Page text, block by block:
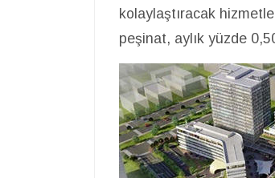
kolaylaştıracak
peşinat, aylık yüzde